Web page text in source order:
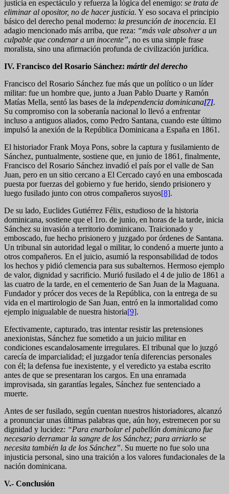
justicia en espectáculo y refuerza la lógica del enemigo: se trata de
eliminar al opositor, no de hacer justicia. Y eso socava el principio
básico del derecho penal moderno: la presunción de inocencia. El
adagio mencionado más arriba, que reza: “más vale absolver a un
culpable que condenar a un inocente”, no es una simple frase
moralista, sino una afirmación profunda de civilización jurídica.
IV. Francisco del Rosario Sánchez: mártir del derecho
Francisco del Rosario Sánchez fue más que un político o un líder
militar: fue un hombre que, junto a Juan Pablo Duarte y Ramón
Matías Mella, sentó las bases de la independencia dominicana[7].
Su compromiso con la soberanía nacional lo llevó a enfrentar
incluso a antiguos aliados, como Pedro Santana, cuando este último
impulsó la anexión de la República Dominicana a España en 1861.
El historiador Frank Moya Pons, sobre la captura y fusilamiento de
Sánchez, puntualmente, sostiene que, en junio de 1861, finalmente,
Francisco del Rosario Sánchez invadió el país por el valle de San
Juan, pero en un sitio cercano a El Cercado cayó en una emboscada
puesta por fuerzas del gobierno y fue herido, siendo prisionero y
luego fusilado junto con otros compañeros suyos[8].
De su lado, Euclides Gutiérrez Félix, estudioso de la historia
dominicana, sostiene que el 1ro. de junio, en horas de la tarde, inicia
Sánchez su invasión a territorio dominicano. Traicionado y
emboscado, fue hecho prisionero y juzgado por órdenes de Santana.
Un tribunal sin autoridad legal o militar, lo condenó a muerte junto a
otros compañeros. En el juicio, asumió la responsabilidad de todos
los hechos y pidió clemencia para sus subalternos. Hermoso ejemplo
de valor, dignidad y sacrificio. Murió fusilado el 4 de julio de 1861 a
las cuatro de la tarde, en el cementerio de San Juan de la Maguana.
Fundador y prócer dos veces de la República, con la entrega de su
vida en el martirologio de San Juan, entró en la inmortalidad como
ejemplo inigualable de nuestra historia[9].
Efectivamente, capturado, tras intentar resistir las pretensiones
anexionistas, Sánchez fue sometido a un juicio militar en
condiciones escandalosamente irregulares. El tribunal que lo juzgó
carecía de imparcialidad; el juzgador tenía diferencias personales
con él; la defensa fue inexistente, y el veredicto ya estaba escrito
antes de que se presentaran los cargos. En una enramada
improvisada, sin garantías legales, Sánchez fue sentenciado a
muerte.
Antes de ser fusilado, según cuentan nuestros historiadores, alcanzó
a pronunciar unas últimas palabras que, aún hoy, estremecen por su
dignidad y lucidez: “Para enarbolar el pabellón dominicano fue
necesario derramar la sangre de los Sánchez; para arriarlo se
necesita también la de los Sánchez”. Su muerte no fue solo una
injusticia personal, sino una traición a los valores fundacionales de la
nación dominicana.
V.- Conclusión